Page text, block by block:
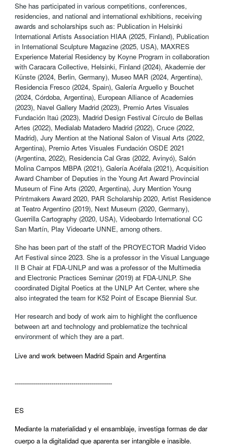
She has participated in various competitions, conferences,
residencies, and national and international exhibitions, receiving
awards and scholarships such as: Publication in Helsinki
International Artists Association HIAA (2025, Finland), Publication
in International Sculpture Magazine (2025, USA), MAXRES
Experience Material Residency by Koyne Program in collaboration
with Caracara Collective, Helsinki, Finland (2024), Akademie der
Künste (2024, Berlin, Germany), Museo MAR (2024, Argentina),
Residencia Fresco (2024, Spain), Galería Arguello y Bouchet
(2024, Córdoba, Argentina), European Alliance of Academies
(2023), Navel Gallery Madrid (2023), Premio Artes Visuales
Fundación Itaú (2023), Madrid Design Festival Círculo de Bellas
Artes (2022), Medialab Matadero Madrid (2022), Cruce (2022,
Madrid), Jury Mention at the National Salon of Visual Arts (2022,
Argentina), Premio Artes Visuales Fundación OSDE 2021
(Argentina, 2022), Residencia Cal Gras (2022, Avinyó), Salón
Molina Campos MBPA (2021), Galería Acéfala (2021), Acquisition
Award Chamber of Deputies in the Young Art Award Provincial
Museum of Fine Arts (2020, Argentina), Jury Mention Young
Printmakers Award 2020, PAR Scholarship 2020, Artist Residence
at Teatro Argentino (2019), Next Museum (2020, Germany),
Guerrilla Cartography (2020, USA), Videobardo International CC
San Martín, Play Videoarte UNNE, among others.
She has been part of the staff of the PROYECTOR Madrid Video
Art Festival since 2023. She is a professor in the Visual Language
II B Chair at FDA-UNLP and was a professor of the Multimedia
and Electronic Practices Seminar (2019) at FDA-UNLP. She
coordinated Digital Poetics at the UNLP Art Center, where she
also integrated the team for K52 Point of Escape Biennial Sur.
Her research and body of work aim to highlight the confluence
between art and technology and problematize the technical
environment of which they are a part.
Live and work between Madrid Spain and Argentina
------------------------------------------------
ES
Mediante la materialidad y el ensamblaje, investiga formas de dar
cuerpo a la digitalidad que aparenta ser intangible e inasible.